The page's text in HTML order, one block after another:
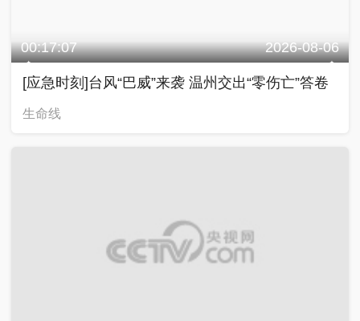
00:17:07 2026-08-06
[应急时刻]台风“巴威”来袭 温州交出“零伤亡”答卷
生命线